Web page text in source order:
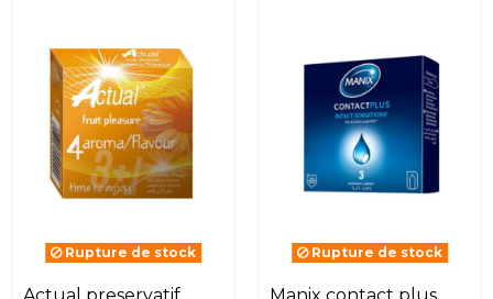
Rupture de stock Rupture de stock